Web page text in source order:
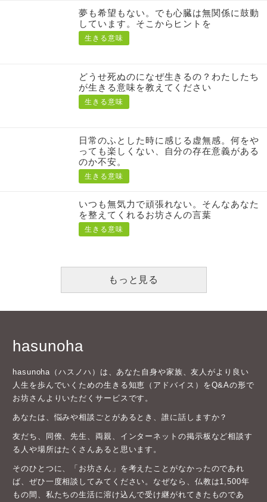
夢も希望もない。でも心臓は無関係に鼓動
しています。そこからヒントを
生きる意味
どうせ死ぬのになぜ生きるの？わたしたち
が生きる意味を教えてください
生きる意味
日常のふとした時に感じる虚無感。何をや
っても楽しくない、自分の存在意義がある
のか不安。
生きる意味
いつも無気力で頑張れない。そんなあなた
を整えてくれるお坊さんの言葉
生きる意味
もっと見る
hasunoha
hasunoha（ハスノハ）は、あなた自身や家族、友人がより良い
人生を歩んでいくための生きる知恵（アドバイス）をQ&Aの形で
お坊さんよりいただくサービスです。
あなたは、悩みや相談ごとがあるとき、誰に話しますか？
友だち、同僚、先生、両親、インターネットの掲示板など相談す
る人や場所はたくさんあると思います。
そのひとつに、「お坊さん」を考えたことがなかったのであれ
ば、ぜひ一度相談してみてください。なぜなら、仏教は1,500年
もの間、私たちの生活に溶け込んで受け継がれてきたものであ